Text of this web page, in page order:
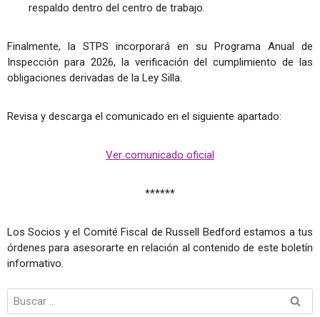
respaldo dentro del centro de trabajo.
Finalmente, la STPS incorporará en su Programa Anual de
Inspección para 2026, la verificación del cumplimiento de las
obligaciones derivadas de la Ley Silla.
Revisa y descarga el comunicado en el siguiente apartado:
Ver comunicado oficial
******
Los Socios y el Comité Fiscal de Russell Bedford estamos a tus
órdenes para asesorarte en relación al contenido de este boletín
informativo.